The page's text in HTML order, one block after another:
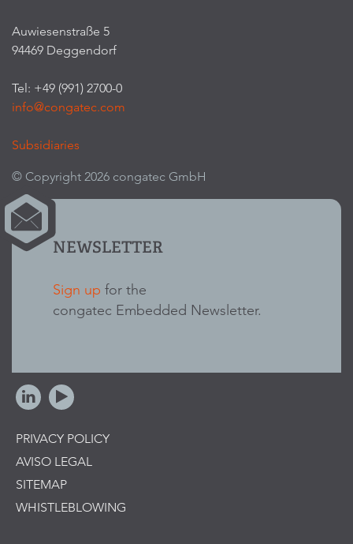
Auwiesenstraße 5
94469 Deggendorf
Tel: +49 (991) 2700-0
info@congatec.com
Subsidiaries
© Copyright 2026 congatec GmbH
NEWSLETTER
Sign up for the
congatec Embedded Newsletter.
PRIVACY POLICY
AVISO LEGAL
SITEMAP
WHISTLEBLOWING